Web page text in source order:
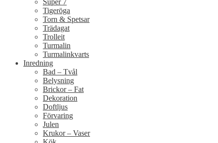
Super 7
Tigeröga
Torn & Spetsar
Trädagat
Trolleit
Turmalin
Turmalinkvarts
Inredning
Bad – Tvål
Belysning
Brickor – Fat
Dekoration
Doftljus
Förvaring
Julen
Krukor – Vaser